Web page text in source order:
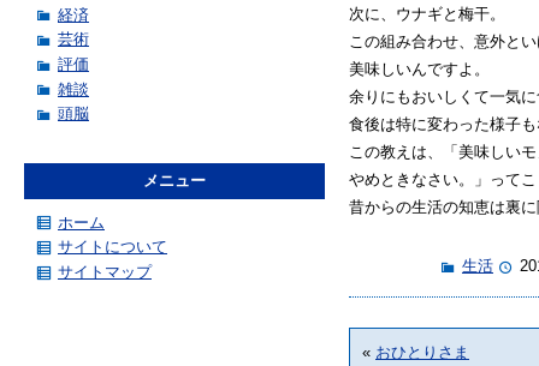
次に、ウナギと梅干。
この組み合わせ、意外と
美味しいんですよ。
余りにもおいしくて一気
食後は特に変わった様子
この教えは、「美味しい
やめときなさい。」って
昔からの生活の知恵は裏
生活
« おひとりさま
経済
芸術
評価
雑談
頭脳
メニュー
ホーム
サイトについて
サイトマップ